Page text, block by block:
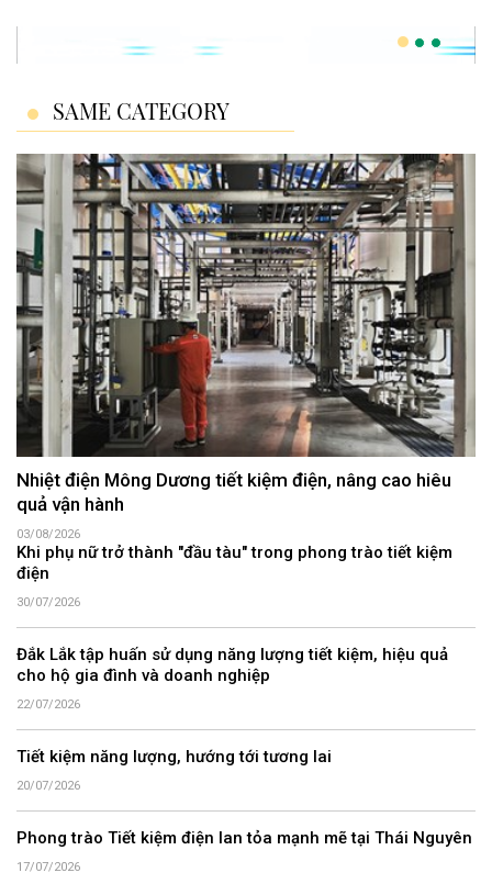
SAME CATEGORY
Nhiệt điện Mông Dương tiết kiệm điện, nâng cao hiêu
quả vận hành
03/08/2026
Khi phụ nữ trở thành "đầu tàu" trong phong trào tiết kiệm
điện
30/07/2026
Đắk Lắk tập huấn sử dụng năng lượng tiết kiệm, hiệu quả
cho hộ gia đình và doanh nghiệp
22/07/2026
Tiết kiệm năng lượng, hướng tới tương lai
20/07/2026
Phong trào Tiết kiệm điện lan tỏa mạnh mẽ tại Thái Nguyên
17/07/2026